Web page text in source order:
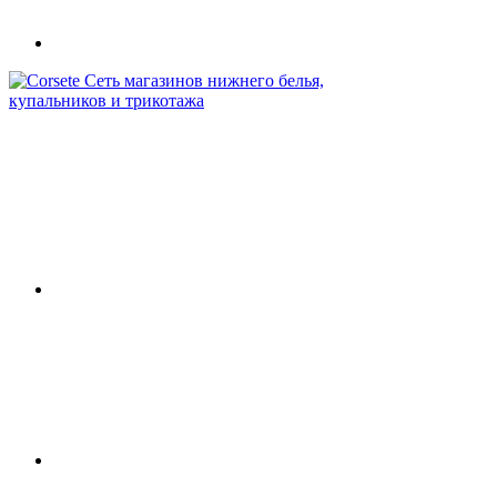
Сеть магазинов нижнего белья,
купальников и трикотажа